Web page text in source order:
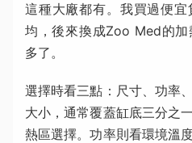
這種大廠都有。我買過便
均，後來換成Zoo Med的
多了。
選擇時看三點：尺寸、功率
大小，通常覆蓋缸底三分之
熱區選擇。功率則看環境溫